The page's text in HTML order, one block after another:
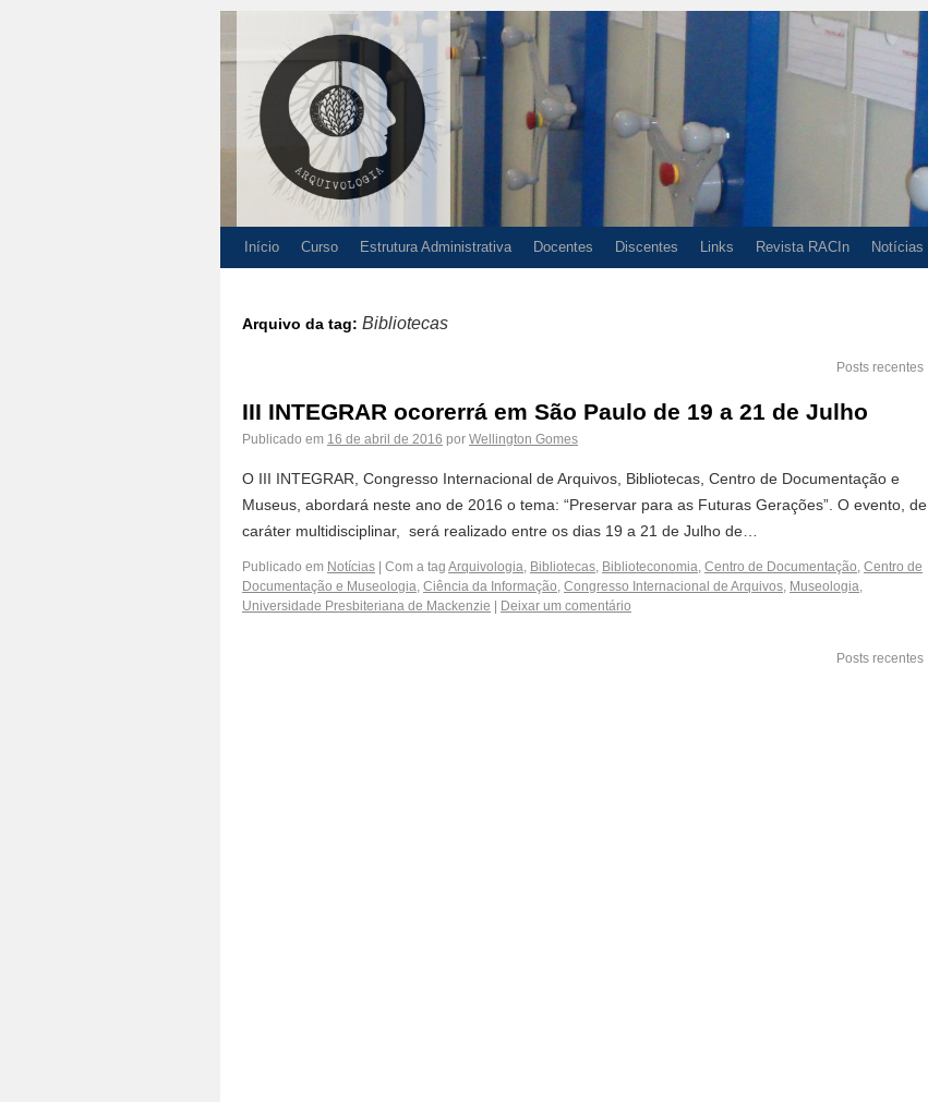
Início Curso Estrutura Administrativa Docentes Discentes Links Revista RACIn Notícias
Arquivo da tag: Bibliotecas
Posts recentes
III INTEGRAR ocorerrá em São Paulo de 19 a 21 de Julho
Publicado em 16 de abril de 2016 por Wellington Gomes
O III INTEGRAR, Congresso Internacional de Arquivos, Bibliotecas, Centro de Documentação e
Museus, abordará neste ano de 2016 o tema: “Preservar para as Futuras Gerações”. O evento, de
caráter multidisciplinar, será realizado entre os dias 19 a 21 de Julho de…
Publicado em Notícias Com a tag Arquivologia, Bibliotecas, Biblioteconomia, Centro de Documentação, Centro de
Documentação e Museologia, Ciência da Informação, Congresso Internacional de Arquivos, Museologia,
Universidade Presbiteriana de Mackenzie
Deixar um comentário
Posts recentes